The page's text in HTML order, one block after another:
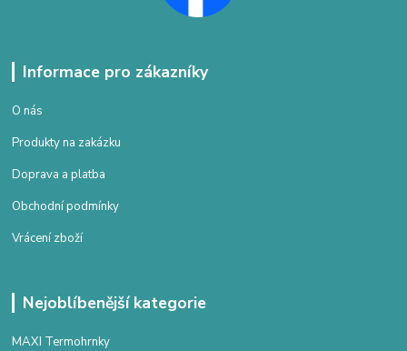
Informace pro zákazníky
O nás
Produkty na zakázku
Doprava a platba
Obchodní podmínky
Vrácení zboží
Nejoblíbenější kategorie
MAXI Termohrnky